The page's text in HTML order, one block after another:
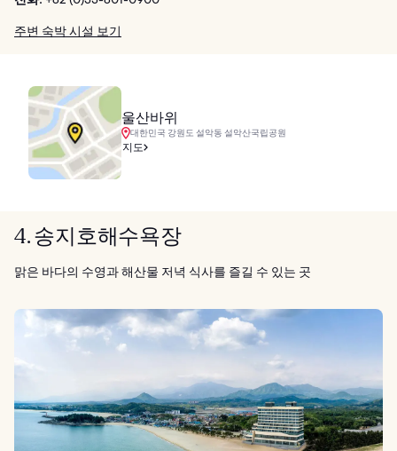
주변 숙박 시설 보기
울산바위
대한민국 강원도 설악동 설악산국립공원
지도
4. 송지호해수욕장
맑은 바다의 수영과 해산물 저녁 식사를 즐길 수 있는 곳